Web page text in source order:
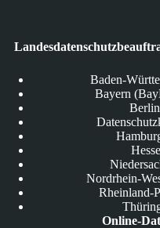
Baden-
Bayern
Nordrhein-
Rheinland-
Online-